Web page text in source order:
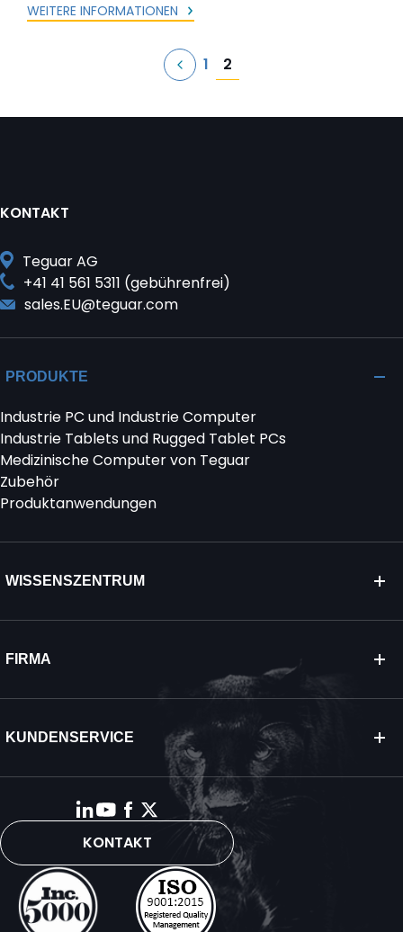
WEITERE INFORMATIONEN
1 2
KONTAKT
Teguar AG
+41 41 561 5311 (gebührenfrei)
sales.EU@teguar.com
PRODUKTE
Industrie PC und Industrie Computer
Industrie Tablets und Rugged Tablet PCs
Medizinische Computer von Teguar
Zubehör
Produktanwendungen
WISSENSZENTRUM
FIRMA
KUNDENSERVICE
KONTAKT